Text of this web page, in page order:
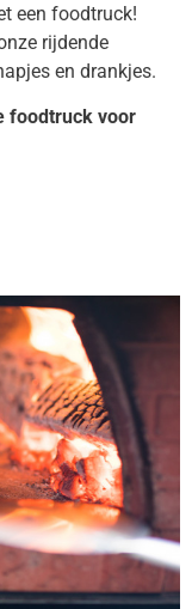
een foodtruck!
rijdende
en drankjes.
foodtruck voor